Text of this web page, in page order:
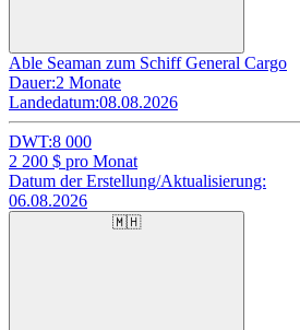
Able Seaman zum Schiff General Cargo
Dauer:2 Monate
Landedatum:08.08.2026
DWT:8 000
2 200 $ pro Monat
Datum der Erstellung/Aktualisierung:
06.08.2026
🇲🇭